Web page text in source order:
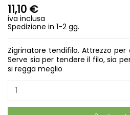
11,10 €
iva inclusa
Spedizione in 1-2 gg.
Zigrinatore tendifilo. Attrezzo
Serve sia per tendere il filo, sia
si regga meglio